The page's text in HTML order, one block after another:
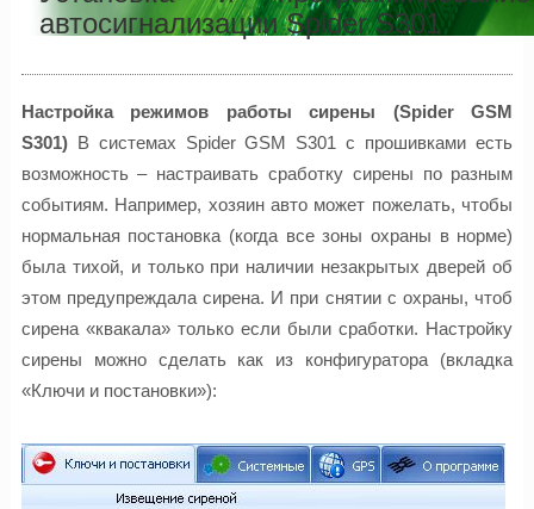
автосигнализации Spider S301
Настройка режимов работы сирены (Spider GSM
S301)В системах Spider GSM S301 с прошивками есть
возможность – настраивать сработку сирены по разным
событиям. Например, хозяин авто может пожелать, чтобы
нормальная постановка (когда все зоны охраны в норме)
была тихой, и только при наличии незакрытых дверей об
этом предупреждала сирена. И при снятии с охраны, чтоб
сирена «квакала» только если были сработки. Настройку
сирены можно сделать как из конфигуратора (вкладка
«Ключи и постановки»):